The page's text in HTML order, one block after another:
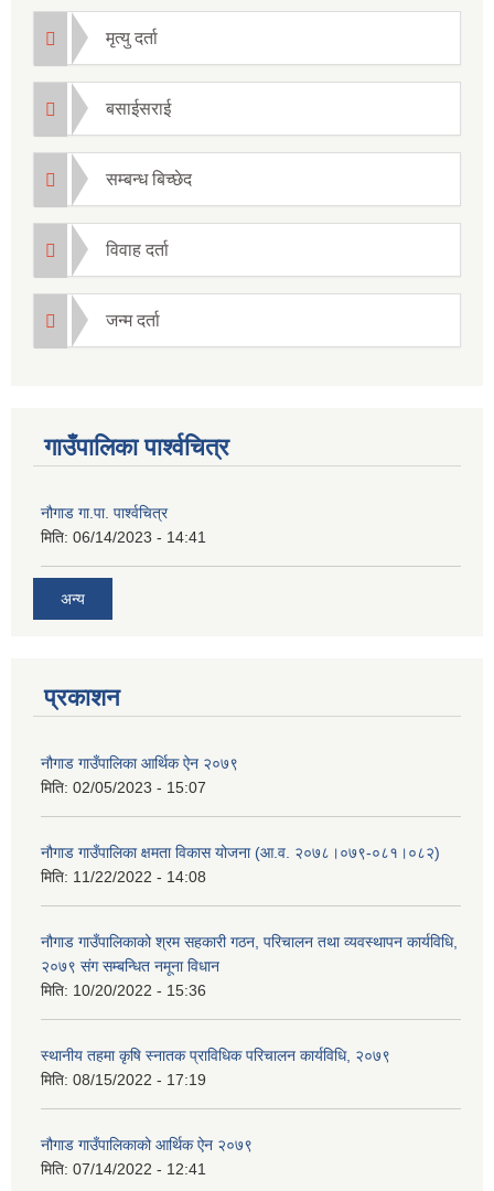
मृत्यु दर्ता
बसाईसराई
सम्बन्ध बिच्छेद
विवाह दर्ता
जन्म दर्ता
गाउँपालिका पार्श्वचित्र
नौगाड गा.पा. पार्श्वचित्र
मिति: 06/14/2023 - 14:41
अन्य
प्रकाशन
नौगाड गाउँपालिका आर्थिक ऐन २०७९
मिति: 02/05/2023 - 15:07
नौगाड गाउँपालिका क्षमता विकास योजना (आ.व. २०७८।०७९-०८१।०८२)
मिति: 11/22/2022 - 14:08
नौगाड गाउँपालिकाको श्रम सहकारी गठन, परिचालन तथा व्यवस्थापन कार्यविधि,
२०७९ संग सम्बन्धित नमूना विधान
मिति: 10/20/2022 - 15:36
स्थानीय तहमा कृषि स्नातक प्राविधिक परिचालन कार्यविधि, २०७९
मिति: 08/15/2022 - 17:19
नौगाड गाउँपालिकाको आर्थिक ऐन २०७९
मिति: 07/14/2022 - 12:41